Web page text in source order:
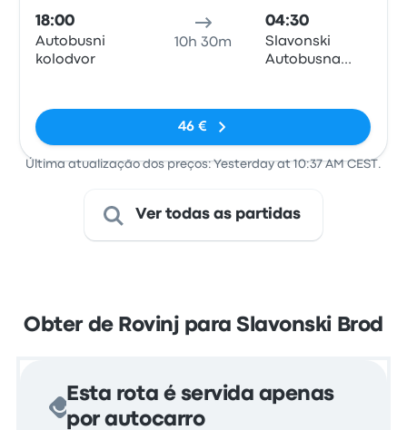
18:00
Autobusni
kolodvor
10h 30m
04:30
Slavonski
Autobusna
46 €
Última atualização dos preços: Yesterday at 10:37 AM CEST.
Ver todas as partidas
Obter de Rovinj para Slavonski Brod
Esta rota é servida apenas
por autocarro